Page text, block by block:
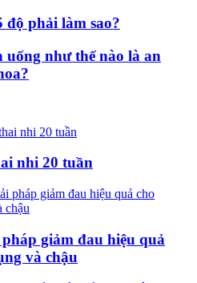
độ phải làm sao?
uống như thế nào là an
nhi 20 tuần
giảm đau hiệu quả
và chậu